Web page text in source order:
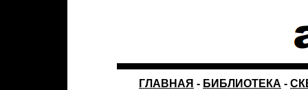
ГЛАВНАЯ - БИБЛИОТЕКА -